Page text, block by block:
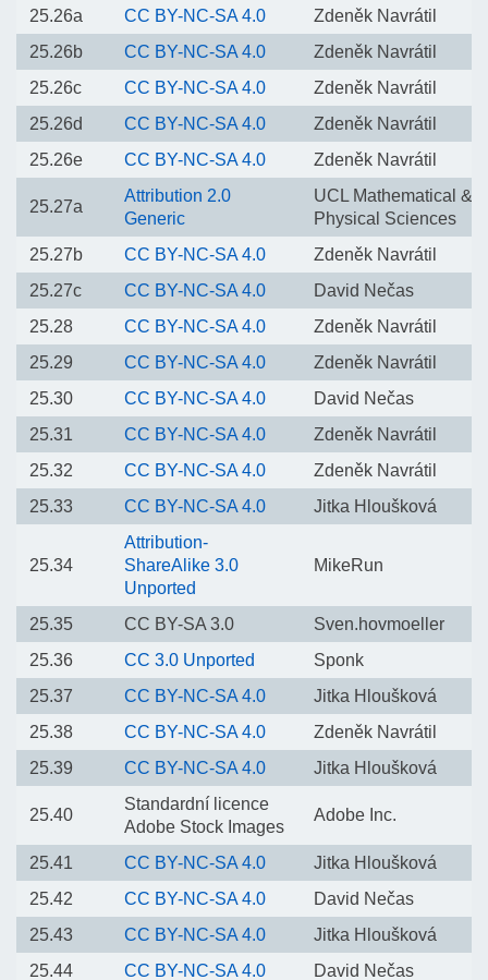
25.26a
CC BY-NC-SA 4.0
Zdeněk Navrátil
25.26b
CC BY-NC-SA 4.0
Zdeněk Navrátil
25.26c
CC BY-NC-SA 4.0
Zdeněk Navrátil
25.26d
CC BY-NC-SA 4.0
Zdeněk Navrátil
25.26e
CC BY-NC-SA 4.0 Zdeněk Navrátil
25.27a
Attribution 2.0
Generic
UCL Mathematical &
Physical Sciences
25.27b
CC BY-NC-SA 4.0
Zdeněk Navrátil
25.27c
CC BY-NC-SA 4.0
David Nečas
25.28
CC BY-NC-SA 4.0
Zdeněk Navrátil
25.29
CC BY-NC-SA 4.0
Zdeněk Navrátil
25.30
CC BY-NC-SA 4.0
David Nečas
25.31
CC BY-NC-SA 4.0
Zdeněk Navrátil
25.32
CC BY-NC-SA 4.0
Zdeněk Navrátil
25.33
CC BY-NC-SA 4.0 Jitka Hloušková
25.34
Attribution-
ShareAlike 3.0
Unported
MikeRun
25.35 CC BY-SA 3.0
Sven.hovmoeller
25.36
CC 3.0 Unported
Sponk
25.37
CC BY-NC-SA 4.0
Jitka Hloušková
25.38
CC BY-NC-SA 4.0
Zdeněk Navrátil
25.39
CC BY-NC-SA 4.0 Jitka Hloušková
25.40
Standardní licence
Adobe Stock Images
Adobe Inc.
25.41 CC BY-NC-SA 4.0
Jitka Hloušková
25.42
CC BY-NC-SA 4.0
David Nečas
25.43
CC BY-NC-SA 4.0
Jitka Hloušková
25.44
CC BY-NC-SA 4.0 David Nečas